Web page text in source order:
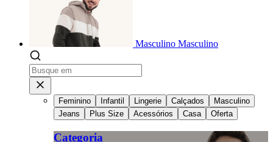
Masculino Masculino
Feminino Infantil Lingerie Calçados
Masculino
Jeans
Plus Size Acessórios Casa Oferta
Categoria